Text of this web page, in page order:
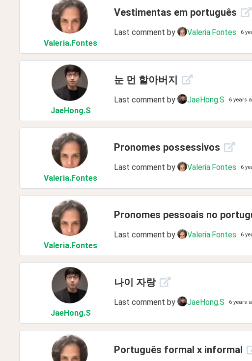
Valeria.Fontes
Vestimentas em português
Last comment by
Valeria.Fontes 6
JaeHong.S
눈 먼 할아버지
Last comment by
JaeHong.S 6 years
Valeria.Fontes
Pronomes possessivos
Last comment by
Valeria.Fontes 6
Valeria.Fontes
Pronomes pessoais no
Last comment by
Valeria.Fontes 6
JaeHong.S
나이 자랑
Last comment by
JaeHong.S 6 years
Português formal x informal